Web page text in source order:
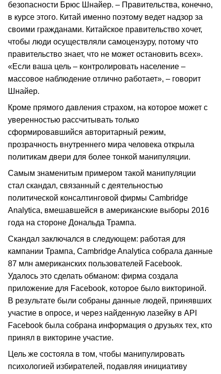
безопасности Брюс Шнайер. – Правительства, конечно,
в курсе этого. Китай именно поэтому ведет надзор за
своими гражданами. Китайское правительство хочет,
чтобы люди осуществляли самоцензуру, потому что
правительство знает, что не может остановить всех».
«Если ваша цель – контролировать население –
массовое наблюдение отлично работает», – говорит
Шнайер.
Кроме прямого давления страхом, на которое может с
уверенностью рассчитывать только
сформировавшийся авторитарный режим,
прозрачность внутреннего мира человека открыла
политикам двери для более тонкой манипуляции.
Самым знаменитым примером такой манипуляции
стал скандал, связанный с деятельностью
политической консалтинговой фирмы Cambridge
Analytica, вмешавшейся в американские выборы 2016
года на стороне Дональда Трампа.
Скандал заключался в следующем: работая для
кампании Трампа, Cambridge Analytica собрала данные
87 млн американских пользователей Facebook.
Удалось это сделать обманом: фирма создала
приложение для Facebook, которое было викториной.
В результате были собраны данные людей, принявших
участие в опросе, и через найденную лазейку в API
Facebook была собрана информация о друзьях тех, кто
принял в викторине участие.
Цель же состояла в том, чтобы манипулировать
психологией избирателей, подавляя инициативу